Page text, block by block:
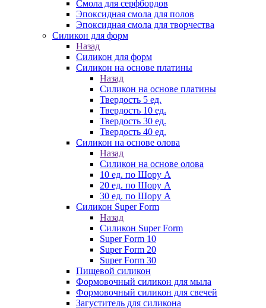
Смола для серфбордов
Эпоксидная смола для полов
Эпоксидная смола для творчества
Силикон для форм
Назад
Силикон для форм
Силикон на основе платины
Назад
Силикон на основе платины
Твердость 5 ед.
Твердость 10 ед.
Твердость 30 ед.
Твердость 40 ед.
Силикон на основе олова
Назад
Силикон на основе олова
10 ед. по Шору А
20 ед. по Шору А
30 ед. по Шору А
Силикон Super Form
Назад
Силикон Super Form
Super Form 10
Super Form 20
Super Form 30
Пищевой силикон
Формовочный силикон для мыла
Формовочный силикон для свечей
Загуститель для силикона